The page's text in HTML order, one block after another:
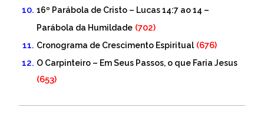
16º Parábola de Cristo – Lucas 14:7 ao 14 –
Parábola da Humildade (702)
Cronograma de Crescimento Espiritual (676)
O Carpinteiro – Em Seus Passos, o que Faria Jesus
(653)